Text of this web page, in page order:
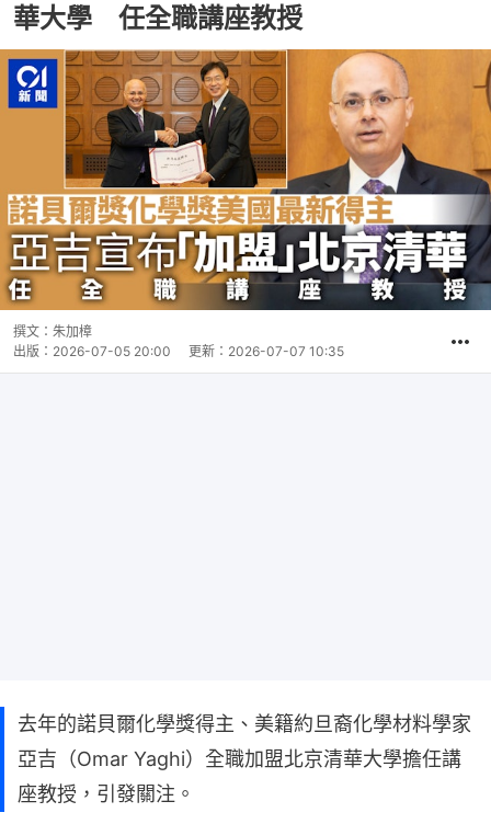
華大學 任全職講座教授
撰文： 朱加樟
出版： 2026-07-05 20:00 更新： 2026-07-07 10:35
去年的諾貝爾化學獎得主、美籍約旦裔化學材料學家
亞吉（Omar Yaghi）全職加盟北京清華大學擔任講
座教授，引發關注。